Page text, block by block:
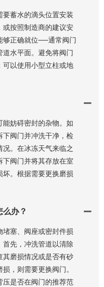
蓄水的滴头位置安装
按照制造商的建议安
够正确就位——通常阀门
水平面。避免将阀门
以使用小型立柱或地
妨碍密封的杂物。如
阀门并冲洗干净，检
。在冰冻天气来临之
阀门并将其存放在室
。根据需要更换磨损
办？
塞、阀座或密封件损
先，冲洗管道以清除
磨损情况或是否有砂
，则需要更换阀门。
压是否在阀门的推荐范